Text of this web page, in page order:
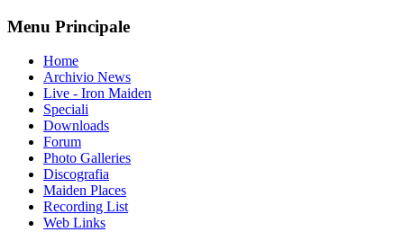
Menu Principale
Home
Archivio News
Live - Iron Maiden
Speciali
Downloads
Forum
Photo Galleries
Discografia
Maiden Places
Recording List
Web Links